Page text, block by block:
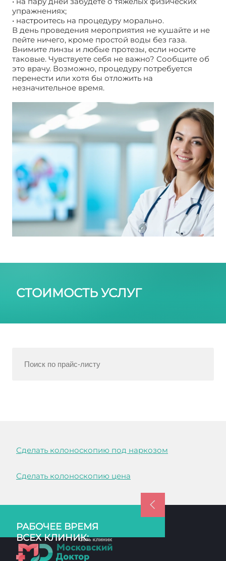
упражнениях;
• настроитесь на процедуру морально.
В день проведения мероприятия не кушайте и не
пейте ничего, кроме простой воды без газа.
Внимите линзы и любые протезы, если носите
таковые. Чувствуете себя не важно? Сообщите об
это врачу. Возможно, процедуру потребуется
перенести или хотя бы отложить на
незначительное время.
СТОИМОСТЬ УСЛУГ
Сделать колоноскопию под наркозом
Сделать колоноскопию цена
РАБОЧЕЕ ВРЕМЯ
ВСЕХ КЛИНИК: